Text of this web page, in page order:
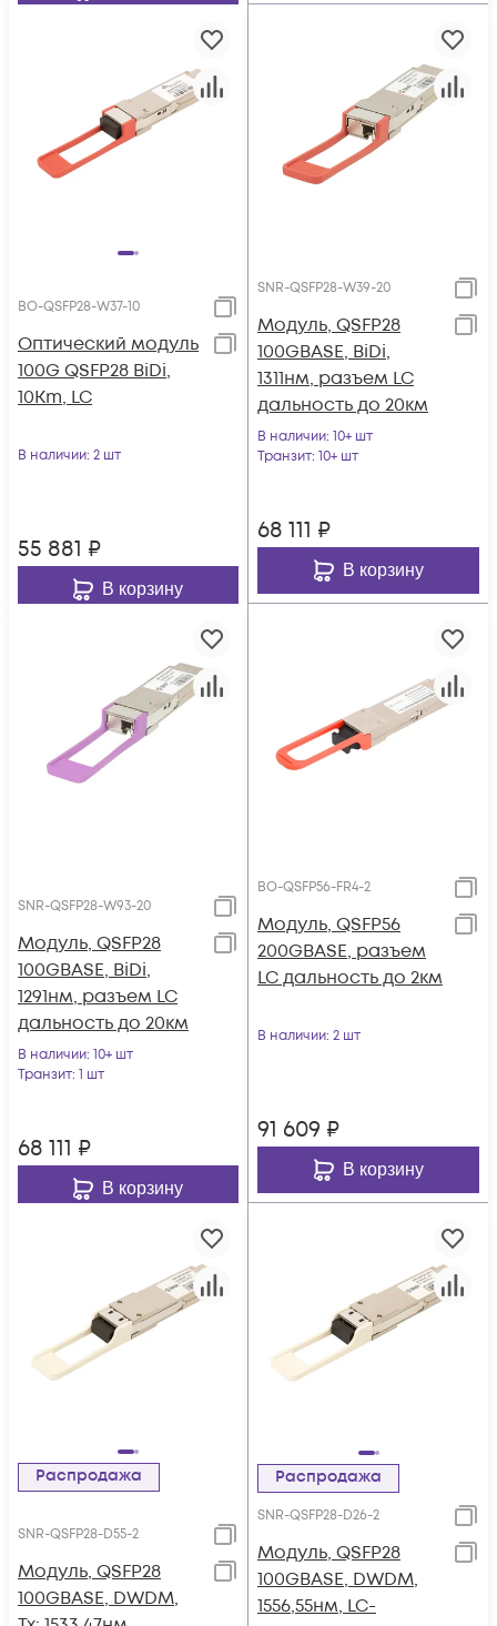
BO-QSFP28-W37-10
Оптический модуль
100G QSFP28 BiDi,
10Km, LC
В наличии: 2 шт
55 881 ₽
В корзину
SNR-QSFP28-W39-20
Модуль, QSFP28
100GBASE, BiDi,
1311нм, разъем LC
дальность до 20км
В наличии: 10+ шт
Транзит: 10+ шт
68 111 ₽
В корзину
SNR-QSFP28-W93-20
Модуль, QSFP28
100GBASE, BiDi,
1291нм, разъем LC
дальность до 20км
В наличии: 10+ шт
Транзит: 1 шт
68 111 ₽
В корзину
BO-QSFP56-FR4-2
Модуль, QSFP56
200GBASE, разъем
LC дальность до 2км
В наличии: 2 шт
91 609 ₽
В корзину
Распродажа
SNR-QSFP28-D55-2
Модуль, QSFP28
100GBASE, DWDM,
Распродажа
SNR-QSFP28-D26-2
Модуль, QSFP28
100GBASE, DWDM,
1556,55нм, LC-